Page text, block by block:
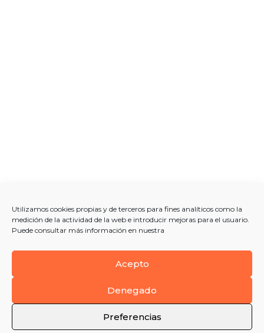
Utilizamos cookies propias y de terceros para fines analíticos como la
medición de la actividad de la web e introducir mejoras para el usuario.
Puede consultar más información en nuestra
Acepto
Denegado
Preferencias